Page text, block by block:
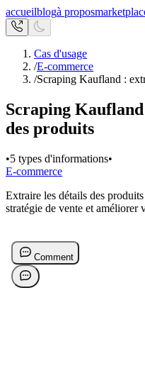
accueilblogà propos
Cas d'usage
/E-commerce
/Scraping Kaufland :
Scraping
des produits
•5 types d'informations•
E-commerce
Extraire les détails des
stratégie de vente et améliorer